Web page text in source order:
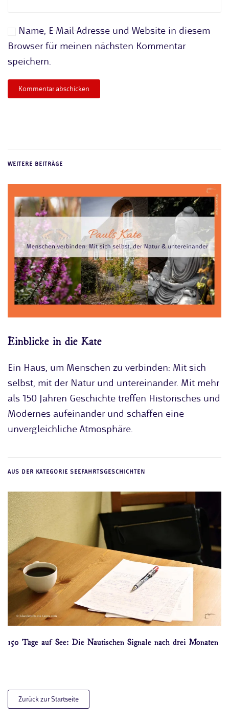
Name, E-Mail-Adresse und Website in diesem
Browser für meinen nächsten Kommentar
speichern.
Kommentar abschicken
WEITERE BEITRÄGE
Einblicke in die Kate
Ein Haus, um Menschen zu verbinden: Mit sich
selbst, mit der Natur und untereinander. Mit mehr
als 150 Jahren Geschichte treffen Historisches und
Modernes aufeinander und schaffen eine
unvergleichliche Atmosphäre.
AUS DER KATEGORIE SEEFAHRTSGESCHICHTEN
150 Tage auf See: Die Nautischen Signale nach drei Monaten
Zurück zur Startseite